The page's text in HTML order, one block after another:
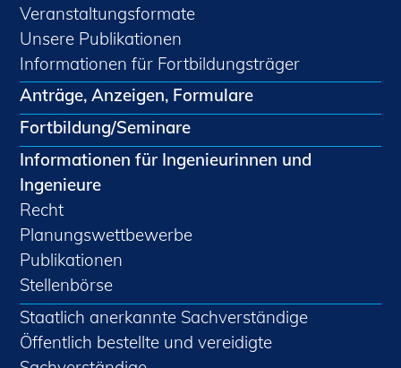
Kontakt und Anfahrt
Impressum
Datenschutz
Ingenieurakademie West
Veranstaltungsformate
Unsere Publikationen
Informationen für Fortbildungsträger
Anträge, Anzeigen, Formulare
Fortbildung/Seminare
Informationen für Ingenieurinnen und
Ingenieure
Recht
Planungswettbewerbe
Publikationen
Stellenbörse
Staatlich anerkannte Sachverständige
Öffentlich bestellte und vereidigte